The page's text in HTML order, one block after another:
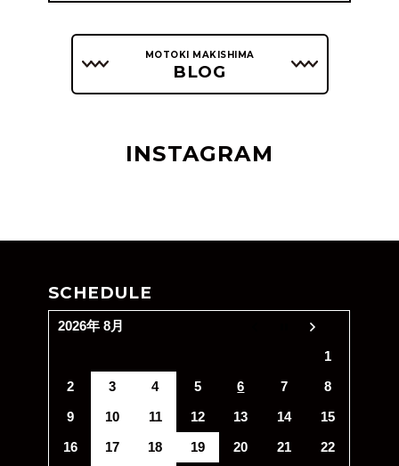
MOTOKI MAKISHIMA
BLOG
INSTAGRAM
SCHEDULE
2026年 8月
1
2
3 4 5 6 7
8
9
10 11 12 13 14
15
16
17 18 19 20 21 22